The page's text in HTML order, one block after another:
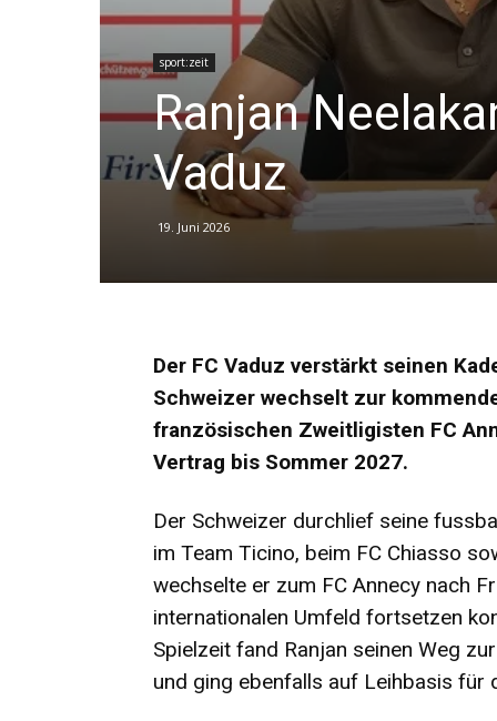
sport:zeit
Ranjan
Vaduz
19. Juni 2026
Der FC Vaduz verstärkt seinen
Schweizer wechselt zur
französischen Zweitligisten FC
Vertrag bis Sommer 2027.
Der Schweizer durchlief seine
im Team Ticino, beim FC Chiasso
wechselte er zum FC Annecy nach
internationalen Umfeld fortsetzen
Spielzeit fand Ranjan seinen Weg
und ging ebenfalls auf Leihbasis für